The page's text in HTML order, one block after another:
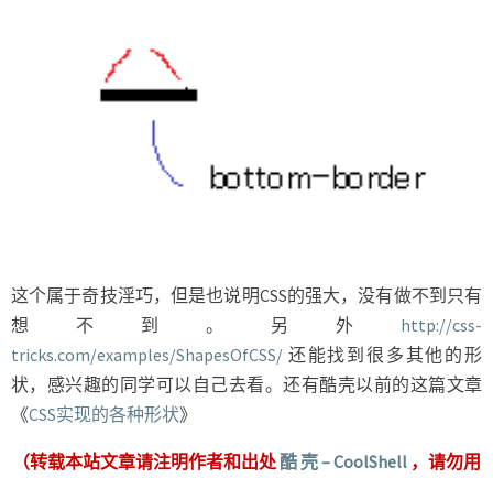
这个属于奇技淫巧，但是也说明CSS的强大，没有做不到只有
想不到。另外 http://css-
tricks.com/examples/ShapesOfCSS/ 还能找到很多其他的形
状，感兴趣的同学可以自己去看。还有酷壳以前的这篇文章
《CSS实现的各种形状》
（转载本站文章请注明作者和出处酷 壳 – CoolShell ，请勿用